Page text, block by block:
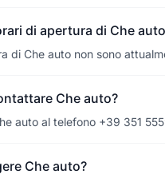
di apertura di Che
di Che auto non sono
Che auto?
auto al telefono +39 351
Che auto?